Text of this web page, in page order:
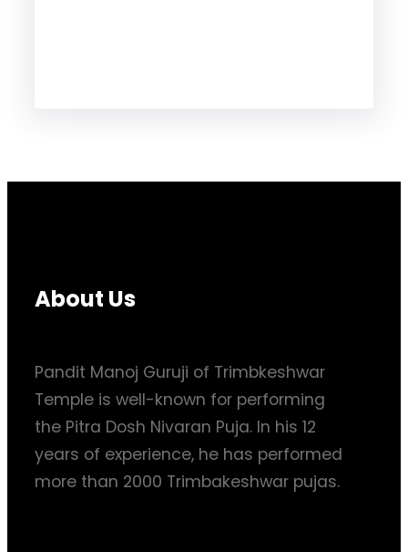
About Us
Pandit Manoj Guruji of Trimbkeshwar
Temple is well-known for performing
the Pitra Dosh Nivaran Puja. In his 12
years of experience, he has performed
more than 2000 Trimbakeshwar pujas.